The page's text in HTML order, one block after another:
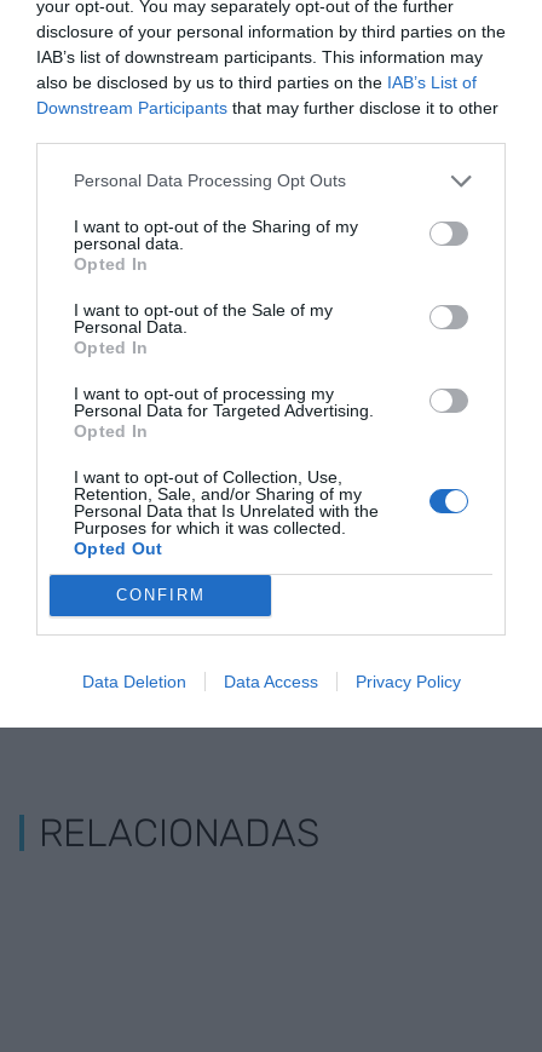
your opt-out. You may separately opt-out of the further
disclosure of your personal information by third parties on the
IAB’s list of downstream participants. This information may
also be disclosed by us to third parties on the IAB’s List of
Downstream Participants that may further disclose it to other
Personal Data Processing Opt Outs
I want to opt-out of the Sharing of my
personal data.
Opted In
I want to opt-out of the Sale of my
Personal Data.
Opted In
I want to opt-out of processing my
Personal Data for Targeted Advertising.
Opted In
I want to opt-out of Collection, Use,
Retention, Sale, and/or Sharing of my
Personal Data that Is Unrelated with the
Purposes for which it was collected.
Opted Out
CONFIRM
Data Deletion Data Access Privacy Policy
perfectamente con los principios de esta
economía. En todo caso, implica decidir llevar a
cabo la actividad económica de acuerdo con unos
cierto pero, que a menudo esto comporta una
dificultad añadida a la hora de medir el valor o la
riqueza creada. En este sentido, iniciativas como
poner de relieve el verdadero impacto de este tipo
de economía, tanto en el aspecto social como
ambiental, más allá del valor económico.
AñadirVIA Empresacomo fuente preferida
de Google de forma gratuita
Mantente informado con las últimas noticias de
actualidad
RELACIONADAS